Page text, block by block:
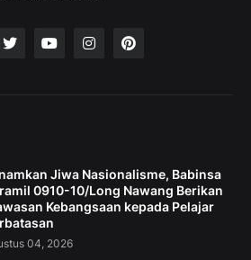
Jiwa Nasionalisme, Babinsa
0910-10/Long Nawang Berikan
Kebangsaan kepada Pelajar
04, 2026